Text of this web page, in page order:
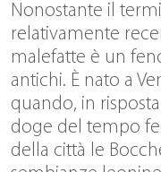
Nonostante il
relativamente
malefatte è un
antichi. È nato a
quando, in
doge del tempo
della città le